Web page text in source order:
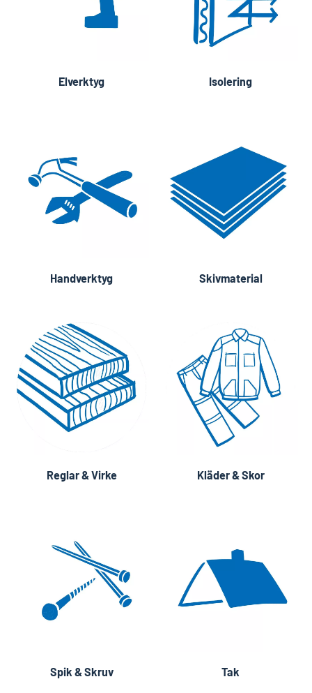
Elverktyg Isolering
Handverktyg Skivmaterial
Reglar & Virke Kläder & Skor
Spik & Skruv Tak